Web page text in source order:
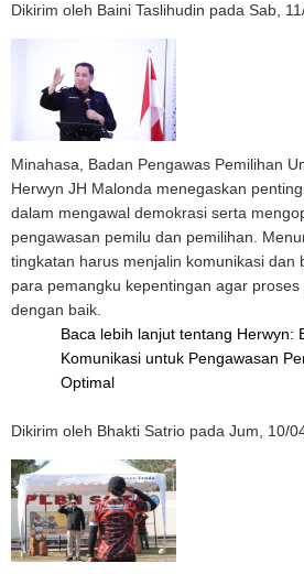
Dikirim oleh Baini Taslihudin pada Sab,
Minahasa, Badan Pengawas Pemilihan
Herwyn JH Malonda menegaskan
dalam mengawal demokrasi serta
pengawasan pemilu dan pemilihan.
tingkatan harus menjalin komunikasi dan
para pemangku kepentingan agar
dengan baik.
Baca lebih lanjut tentang Herwyn:
Komunikasi untuk Pengawasan
Optimal
Dikirim oleh Bhakti Satrio pada Jum, 10/